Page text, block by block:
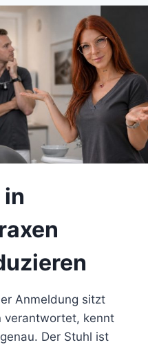
Anmeldung sitzt
verantwortet, kennt
Der Stuhl ist